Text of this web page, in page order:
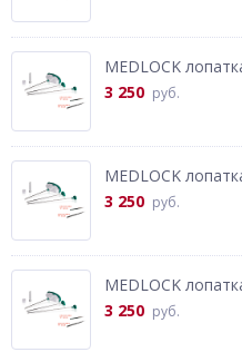
MEDLOCK
3 250 руб.
MEDLOCK
3 250 руб.
MEDLOCK
3 250 руб.